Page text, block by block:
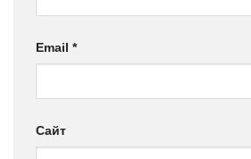
Email *
Сайт